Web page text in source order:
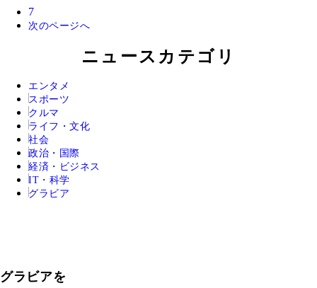
7
次のページへ
ニュースカテゴリ
エンタメ
スポーツ
クルマ
ライフ・文化
社会
政治・国際
経済・ビジネス
IT・科学
グラビア
グラビアを